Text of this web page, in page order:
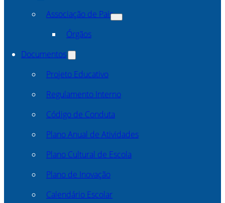
Associação de Pais
Órgãos
Documentos
Projeto Educativo
Regulamento Interno
Código de Conduta
Plano Anual de Atividades
Plano Cultural de Escola
Plano de Inovação
Calendário Escolar